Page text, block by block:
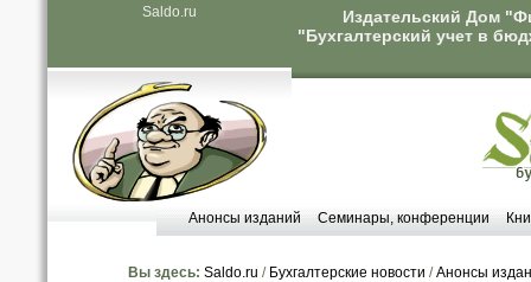
Saldo.ru
Издательский Дом
"Бухгалтерский учет в
Анонсы изданий Семинары, конференции
Вы здесь: Saldo.ru / Бухгалтерские новости /Анонсы